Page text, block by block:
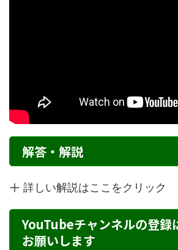
解答・解説
詳しい解説はここをクリック
YouTubeチャンネルの登録
お願いします